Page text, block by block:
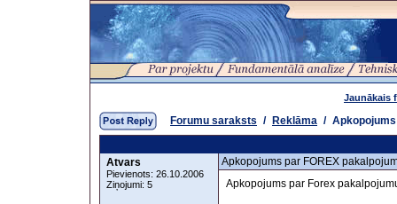
Jaunākais
Forumu saraksts / Reklāma /
Atvars
Pievienots: 26.10.2006
Ziņojumi: 5
Apkopojums par FOREX
Apkopojums par Forex